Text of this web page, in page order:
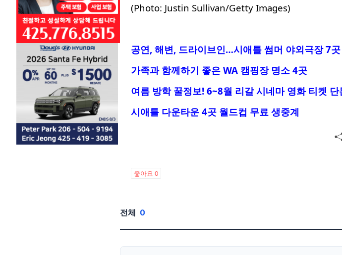
(Photo: Justin Sullivan/Getty Images)
공연, 해변, 드라이브인…시애틀 썸머 야외극장 7곳
가족과 함께하기 좋은 WA 캠핑장 명소 4곳
여름 방학 꿀정보! 6~8월 리갈 시네마 영화 티켓 단
시애틀 다운타운 4곳 월드컵 무료 생중계
좋아요 0
전체 0